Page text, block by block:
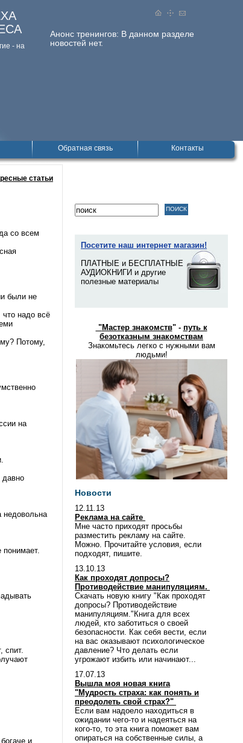
Анонс тренингов: В данном разделе
новостей нет.
- на
Обратная связь Контакты
статьи
со всем
были не
надо всё
Потому,
на
давно
недовольна
понимает.
спит.
и
Посетите наш интернет магазин!
ПЛАТНЫЕ и БЕСПЛАТНЫЕ
АУДИОКНИГИ и другие
полезные материалы
"Мастер знакомств" - путь к
безотказным знакомствам
Знакомьтесь легко с нужными вам
людьми!
Новости
12.11.13
Реклама на сайте
Мне часто приходят просьбы
разместить рекламу на сайте.
Можно. Прочитайте условия, если
подходят, пишите.
13.10.13
Как проходят допросы?
Противодействие манипуляциям.
Скачать новую книгу "Как проходят
допросы? Противодействие
манипуляциям."Книга для всех
людей, кто заботиться о своей
безопасности. Как себя вести, если
на вас оказывают психологическое
давление? Что делать если
угрожают избить или начинают...
17.07.13
Вышла моя новая книга
"Мудрость страха: как понять и
преодолеть свой страх?"
Если вам надоело находиться в
ожидании чего-то и надеяться на
кого-то, то эта книга поможет вам
опираться на собственные силы, а